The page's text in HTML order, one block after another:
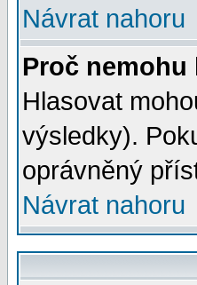
Návrat nahoru
Proč nemohu
Hlasovat
výsledky).
oprávněný
Návrat nahoru